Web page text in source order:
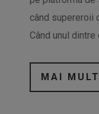
când supereroii
Când unul
MAI MULT